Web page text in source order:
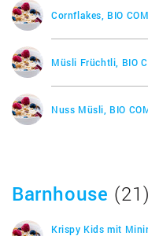
Cornflakes, BIO
Müsli Früchtli, BIO
Nuss Müsli, BIO
Barnhouse (21)
Krispy Kids mit